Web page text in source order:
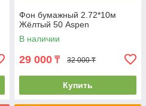
Фон бумажный 2.72*10м
Жёлтый 50 Aspen
В наличии
29 000 ₸ 32 000 ₸
Купить